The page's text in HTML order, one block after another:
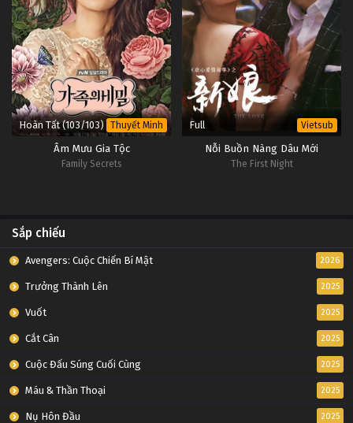
Hoàn Tất (103/103) Thuyết Minh
Âm Mưu Gia Tộc
Family Secrets
Full Vietsub
Nỗi Buồn Nàng Dâu Mới
The First Night
Sắp chiếu
Avengers: Cuộc Chiến Bí Mật 2026
Trưởng Thành Lên 2025
Vuốt 2025
Cắt Cân 2025
Cuộc Đấu Súng Cuối Cùng 2025
Máu & Thần Thoại 2025
Nụ Hôn Đầu 2025